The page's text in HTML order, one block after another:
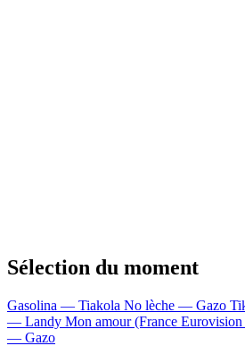
Sélection du moment
Gasolina — Tiakola No lèche — Gazo
— Landy Mon amour (France
— Gazo